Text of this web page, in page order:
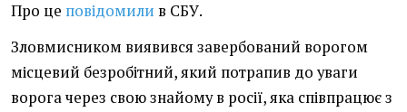
Про це повідомили в СБУ.
Зловмисником виявився завербований ворогом
місцевий безробітний, який потрапив до уваги
ворога через свою знайому в росії, яка співпрацює з